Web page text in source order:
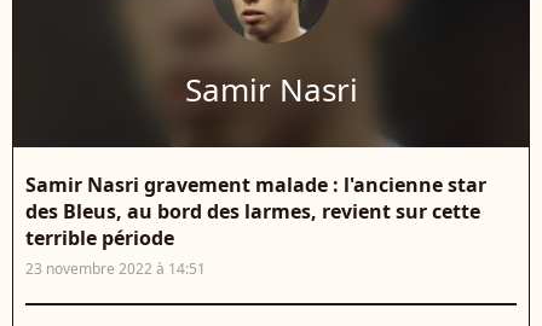
Samir Nasri
Samir Nasri gravement malade : l'ancienne star
des Bleus, au bord des larmes, revient sur cette
terrible période
23 novembre 2022 à 14:51